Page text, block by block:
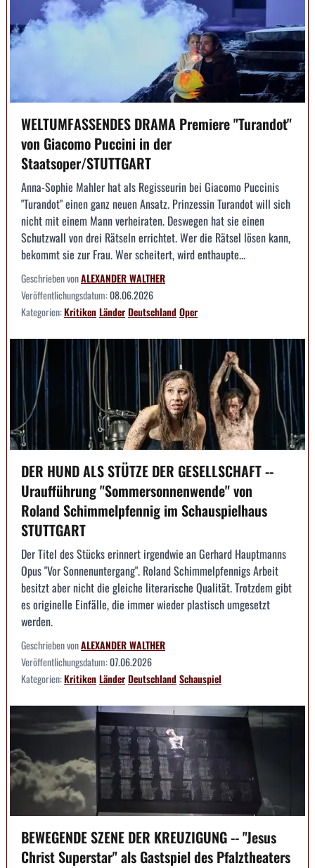
WELTUMFASSENDES DRAMA Premiere "Turandot"
von Giacomo Puccini in der
Staatsoper/STUTTGART
Anna-Sophie Mahler hat als Regisseurin bei Giacomo Puccinis
"Turandot" einen ganz neuen Ansatz. Prinzessin Turandot will sich
nicht mit einem Mann verheiraten. Deswegen hat sie einen
Schutzwall von drei Rätseln errichtet. Wer die Rätsel lösen kann,
bekommt sie zur Frau. Wer scheitert, wird enthaupte...
Geschrieben vonALEXANDER WALTHER
Veröffentlichungsdatum:08.06.2026
Kategorien:KritikenLänderDeutschlandOper
DER HUND ALS STÜTZE DER GESELLSCHAFT --
Uraufführung "Sommersonnenwende" von
Roland Schimmelpfennig im Schauspielhaus
STUTTGART
Der Titel des Stücks erinnert irgendwie an Gerhard Hauptmanns
Opus "Vor Sonnenuntergang". Roland Schimmelpfennigs Arbeit
besitzt aber nicht die gleiche literarische Qualität. Trotzdem gibt
es originelle Einfälle, die immer wieder plastisch umgesetzt
werden.
Geschrieben vonALEXANDER WALTHER
Veröffentlichungsdatum:07.06.2026
Kategorien:KritikenLänderDeutschlandSchauspiel
BEWEGENDE SZENE DER KREUZIGUNG -- "Jesus
Christ Superstar" als Gastspiel des Pfalztheaters